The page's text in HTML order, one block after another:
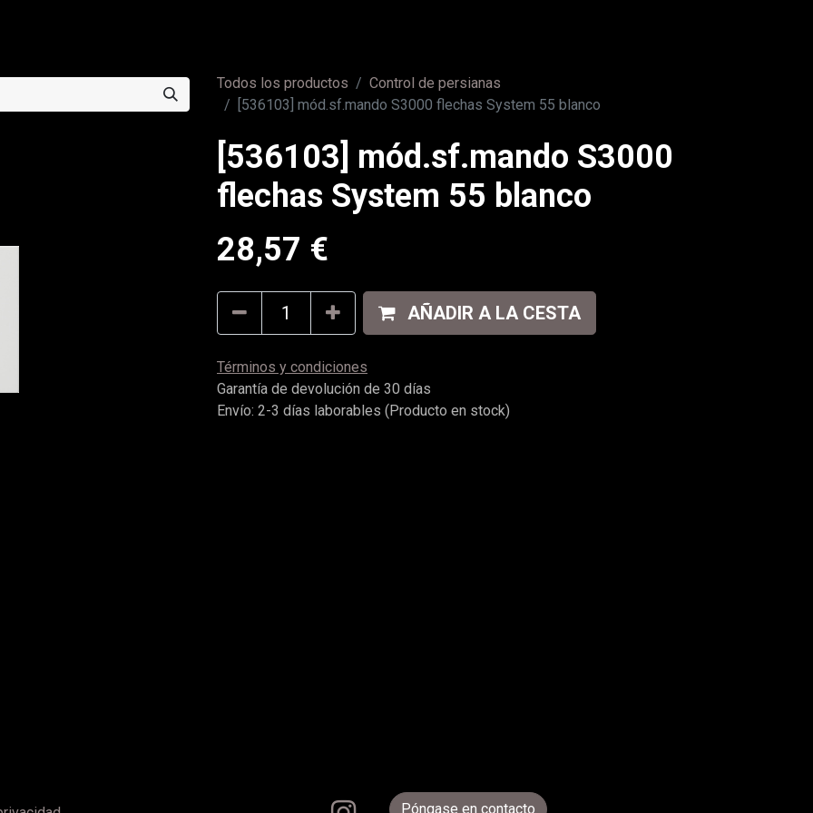
Todos los productos
Control de persianas
[536103] mód.sf.mando S3000 flechas System 55 blanco
[536103] mód.sf.mando S3000
flechas System 55 blanco
28,57 €
AÑADIR A LA CESTA
Términos y condiciones
Garantía de devolución de 30 días
Envío: 2-3 días laborables (Producto en stock)
Póngase en contacto